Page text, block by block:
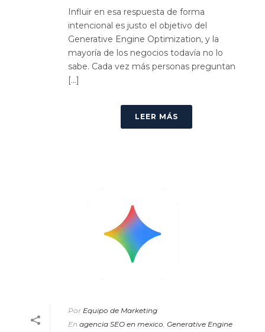
Influir en esa respuesta de forma
intencional es justo el objetivo del
Generative Engine Optimization, y la
mayoría de los negocios todavía no lo
sabe. Cada vez más personas preguntan
[...]
LEER MÁS
Por Equipo de Marketing
En agencia SEO en mexico Generative Engine